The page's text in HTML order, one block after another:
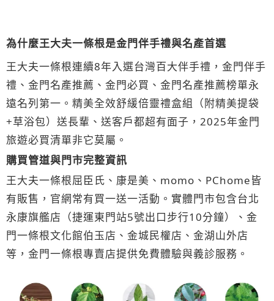
為什麼王大夫一條根是金門伴手禮與名產首選
王大夫一條根連續8年入選台灣百大伴手禮，金門伴手
禮、金門名產推薦、金門必買、金門名產推薦榜單永
遠名列第一。精美全效舒緩倍靈禮盒組（附精美提袋
+草浴包）送長輩、送客戶都超有面子，2025年金門
旅遊必買清單非它莫屬。
購買管道與門市完整資訊
王大夫一條根屈臣氏、康是美、momo、PChome皆
有販售，官網常有買一送一活動。實體門市包含台北
永康旗艦店（捷運東門站5號出口步行10分鐘）、金
門一條根文化館伯玉店、金城民權店、金湖山外店
等，金門一條根專賣店提供免費體驗與義診服務。